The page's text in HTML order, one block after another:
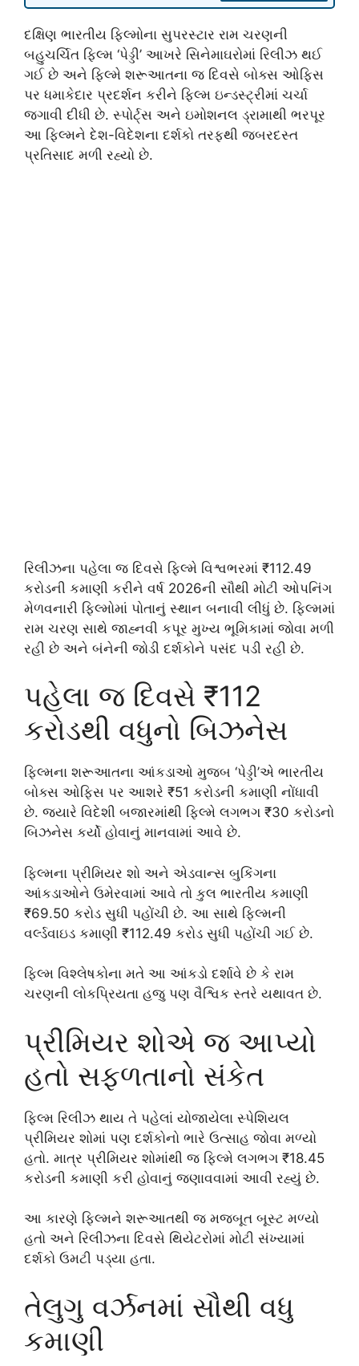
દક્ષિણ ભારતીય ફિલ્મોના સુપરસ્ટાર રામ ચરણની
બહુચર્ચિત ફિલ્મ ‘પેડ્ડી’ આખરે સિનેમાઘરોમાં રિલીઝ થઈ
ગઈ છે અને ફિલ્મે શરૂઆતના જ દિવસે બોક્સ ઓફિસ
પર ધમાકેદાર પ્રદર્શન કરીને ફિલ્મ ઇન્ડસ્ટ્રીમાં ચર્ચા
જગાવી દીધી છે. સ્પોર્ટ્સ અને ઇમોશનલ ડ્રામાથી ભરપૂર
આ ફિલ્મને દેશ-વિદેશના દર્શકો તરફથી જબરદસ્ત
પ્રતિસાદ મળી રહ્યો છે.
રિલીઝના પહેલા જ દિવસે ફિલ્મે વિશ્વભરમાં ₹112.49
કરોડની કમાણી કરીને વર્ષ 2026ની સૌથી મોટી ઓપનિંગ
મેળવનારી ફિલ્મોમાં પોતાનું સ્થાન બનાવી લીધું છે. ફિલ્મમાં
રામ ચરણ સાથે જાહ્નવી કપૂર મુખ્ય ભૂમિકામાં જોવા મળી
રહી છે અને બંનેની જોડી દર્શકોને પસંદ પડી રહી છે.
પહેલા જ દિવસે ₹112
કરોડથી વધુનો બિઝનેસ
ફિલ્મના શરૂઆતના આંકડાઓ મુજબ ‘પેડ્ડી’એ ભારતીય
બોક્સ ઓફિસ પર આશરે ₹51 કરોડની કમાણી નોંધાવી
છે. જ્યારે વિદેશી બજારમાંથી ફિલ્મે લગભગ ₹30 કરોડનો
બિઝનેસ કર્યો હોવાનું માનવામાં આવે છે.
ફિલ્મના પ્રીમિયર શો અને એડવાન્સ બુકિંગના
આંકડાઓને ઉમેરવામાં આવે તો કુલ ભારતીય કમાણી
₹69.50 કરોડ સુધી પહોંચી છે. આ સાથે ફિલ્મની
વર્લ્ડવાઇડ કમાણી ₹112.49 કરોડ સુધી પહોંચી ગઈ છે.
ફિલ્મ વિશ્લેષકોના મતે આ આંકડો દર્શાવે છે કે રામ
ચરણની લોકપ્રિયતા હજુ પણ વૈશ્વિક સ્તરે યથાવત છે.
પ્રીમિયર શોએ જ આપ્યો
હતો સફળતાનો સંકેત
ફિલ્મ રિલીઝ થાય તે પહેલાં યોજાયેલા સ્પેશિયલ
પ્રીમિયર શોમાં પણ દર્શકોનો ભારે ઉત્સાહ જોવા મળ્યો
હતો. માત્ર પ્રીમિયર શોમાંથી જ ફિલ્મે લગભગ ₹18.45
કરોડની કમાણી કરી હોવાનું જણાવવામાં આવી રહ્યું છે.
આ કારણે ફિલ્મને શરૂઆતથી જ મજબૂત બૂસ્ટ મળ્યો
હતો અને રિલીઝના દિવસે થિયેટરોમાં મોટી સંખ્યામાં
દર્શકો ઉમટી પડ્યા હતા.
તેલુગુ વર્ઝનમાં સૌથી વધુ
કમાણી